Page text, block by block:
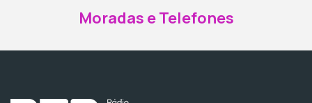
Moradas e Telefones